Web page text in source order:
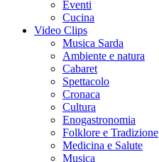
Eventi
Cucina
Video Clips
Musica Sarda
Ambiente e natura
Cabaret
Spettacolo
Cronaca
Cultura
Enogastronomia
Folklore e Tradizione
Medicina e Salute
Musica